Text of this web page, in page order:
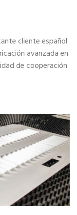
cliente español
avanzada en
de cooperación